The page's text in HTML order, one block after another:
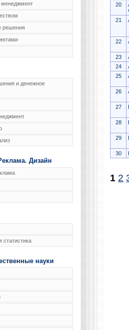
менеджмент
решения
и денежное
Дизайн
статистика
науки
20
21
22
23
24
25
26
27
28
29
30
1 2